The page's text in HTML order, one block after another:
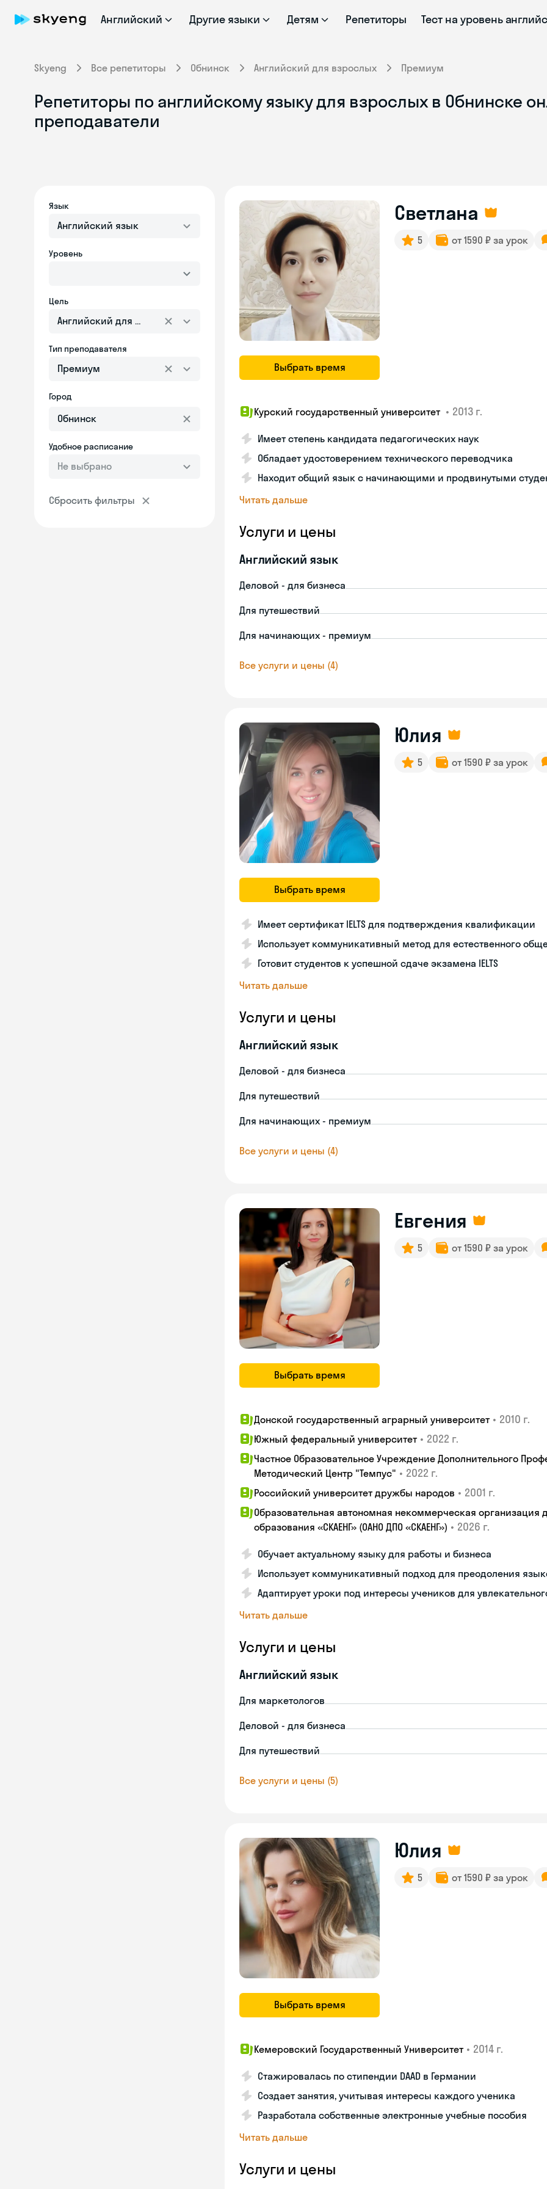
Английский Другие языки Детям Репетиторы Тест на уровень
Skyeng Все репетиторы Обнинск Английский для взрослых Премиум
Репетиторы по английскому языку для взрослых в Обнинске
преподаватели
Язык
Английский язык
Уровень
Цель
Английский для взрослых
Тип преподавателя
Премиум
Город
Удобное расписание
Не выбрано
Сбросить фильтры
Выбрать время
Светлана
5 от 1590 ₽ за урок
Курский государственный университет • 2013 г.
Имеет степень кандидата педагогических наук
Обладает удостоверением технического переводчика
Находит общий язык с начинающими и продвинутыми
Читать дальше
Услуги и цены
Английский язык
Деловой - для бизнеса
Для путешествий
Для начинающих - премиум
Все услуги и цены (4)
Выбрать время
Юлия
5 от 1590 ₽ за урок
Имеет сертификат IELTS для подтверждения квалификации
Использует коммуникативный метод для естественного
Готовит студентов к успешной сдаче экзамена IELTS
Читать дальше
Услуги и цены
Английский язык
Деловой - для бизнеса
Для путешествий
Для начинающих - премиум
Все услуги и цены (4)
Выбрать время
Евгения
5 от 1590 ₽ за урок
Донской государственный аграрный университет • 2010 г.
Южный федеральный университет • 2022 г.
Частное Образовательное Учреждение Дополнительного
Методический Центр "Темпус" • 2022 г.
Российский университет дружбы народов • 2001 г.
Образовательная автономная некоммерческая организация
образования «СКАЕНГ» (ОАНО ДПО «СКАЕНГ») • 2026 г.
Обучает актуальному языку для работы и бизнеса
Использует коммуникативный подход для преодоления
Адаптирует уроки под интересы учеников для
Читать дальше
Услуги и цены
Английский язык
Для маркетологов
Деловой - для бизнеса
Для путешествий
Все услуги и цены (5)
Выбрать время
Юлия
5 от 1590 ₽ за урок
Кемеровский Государственный Университет • 2014 г.
Стажировалась по стипендии DAAD в Германии
Создает занятия, учитывая интересы каждого ученика
Разработала собственные электронные учебные пособия
Читать дальше
Услуги и цены